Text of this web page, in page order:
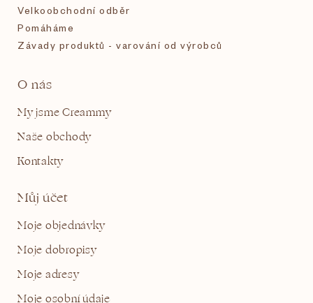
Velkoobchodní odběr
Pomáháme
Závady produktů - varování od výrobců
O nás
My jsme Creammy
Naše obchody
Kontakty
Můj účet
Moje objednávky
Moje dobropisy
Moje adresy
Moje osobní údaje